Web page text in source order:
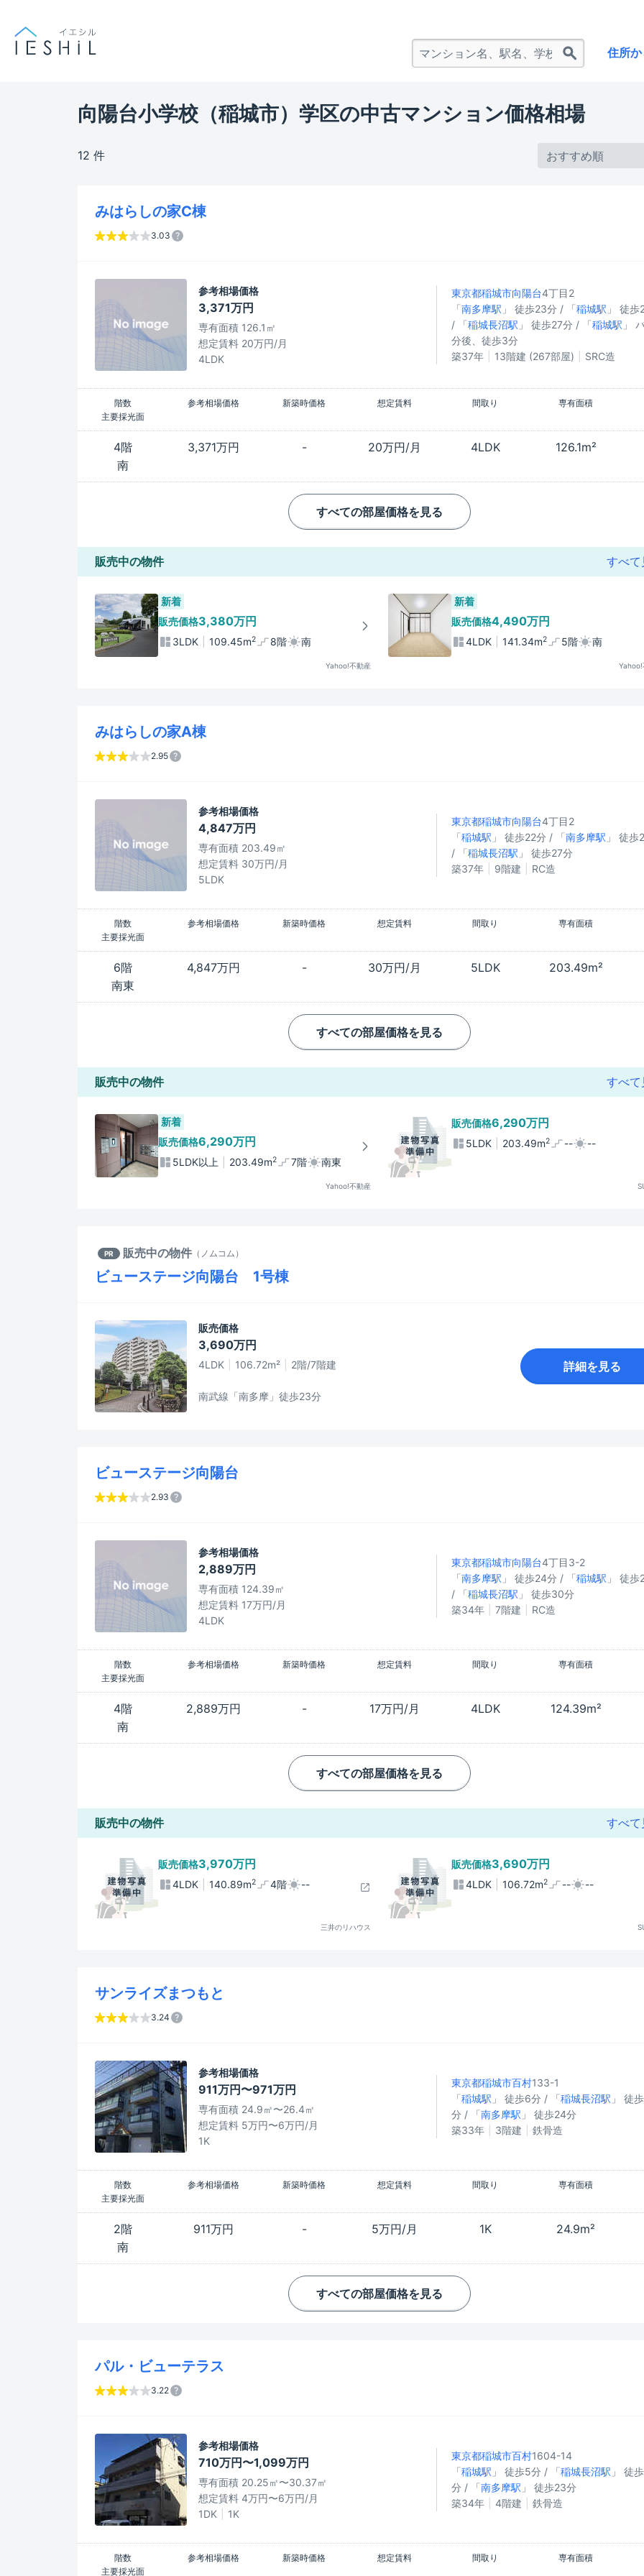
住所
向陽台小学校（稲城市）学区の中古マンション価格相場
12 件
みはらしの家C棟
3.03
参考相場価格
3,371万円
専有面積 126.1㎡
想定賃料 20万円/月
4LDK
東京都稲城市向陽台4丁目2
「南多摩駅 」 徒歩23分 / 「稲城駅 」 徒
/ 「稲城長沼駅 」 徒歩27分 / 「稲城駅 」
分後、徒歩3分
築37年
13階建 (267部屋) SRC造
階数 参考相場価格 新築時価格 想定賃料 間取り
専有面積
主要採光面
4階 3,371万円 - 20万円/月 4LDK
126.1m²
南
すべての部屋価格を見る
販売中の物件 すべて
新着
販売価格3,380万円
3LDK 109.45m2 8階 南
Yahoo!不動産
新着
販売価格4,490万円
4LDK 141.34m2 5階 南
Yahoo!
みはらしの家A棟
2.95
参考相場価格
4,847万円
専有面積 203.49㎡
想定賃料 30万円/月
5LDK
東京都稲城市向陽台4丁目2
「稲城駅 」 徒歩22分 / 「南多摩駅 」 徒歩
/ 「稲城長沼駅 」 徒歩27分
築37年
9階建 RC造
階数 参考相場価格 新築時価格 想定賃料 間取り
専有面積
主要採光面
6階 4,847万円 - 30万円/月 5LDK
203.49m²
南東
すべての部屋価格を見る
販売中の物件 すべて
新着
販売価格6,290万円
5LDK以上 203.49m2 7階 南東
Yahoo!不動産
販売価格6,290万円
5LDK 203.49m2 -- --
PR 販売中の物件 （ ノムコム ）
ビューステージ向陽台 1号棟
販売価格
3,690万円
4LDK 106.72m² 2階/7階建
南武線「南多摩」徒歩23分
詳細を見る
ビューステージ向陽台
2.93
参考相場価格
2,889万円
専有面積 124.39㎡
想定賃料 17万円/月
4LDK
東京都稲城市向陽台4丁目3-2
「南多摩駅 」 徒歩24分 / 「稲城駅 」 徒
/ 「稲城長沼駅 」 徒歩30分
築34年
7階建 RC造
階数 参考相場価格 新築時価格 想定賃料 間取り
専有面積
主要採光面
4階 2,889万円 - 17万円/月 4LDK
124.39m²
南
すべての部屋価格を見る
販売中の物件 すべて
販売価格3,970万円
4LDK 140.89m2 4階 --
三井のリハウス
販売価格3,690万円
4LDK 106.72m2 -- --
サンライズまつもと
3.24
参考相場価格
911万円〜971万円
専有面積 24.9㎡〜26.4㎡
想定賃料 5万円〜6万円/月
1K
東京都稲城市百村133-1
「稲城駅 」 徒歩6分 / 「稲城長沼駅 」 徒
分 / 「南多摩駅 」 徒歩24分
築33年
3階建 鉄骨造
階数 参考相場価格 新築時価格 想定賃料 間取り
専有面積
主要採光面
2階 911万円 - 5万円/月 1K
24.9m²
南
すべての部屋価格を見る
パル・ビューテラス
3.22
参考相場価格
710万円〜1,099万円
専有面積 20.25㎡〜30.37㎡
想定賃料 4万円〜6万円/月
1DK
1K
東京都稲城市百村1604-14
「稲城駅 」 徒歩5分 / 「稲城長沼駅 」 徒
分 / 「南多摩駅 」 徒歩23分
築34年
4階建 鉄骨造
階数 参考相場価格 新築時価格 想定賃料 間取り
専有面積
主要採光面